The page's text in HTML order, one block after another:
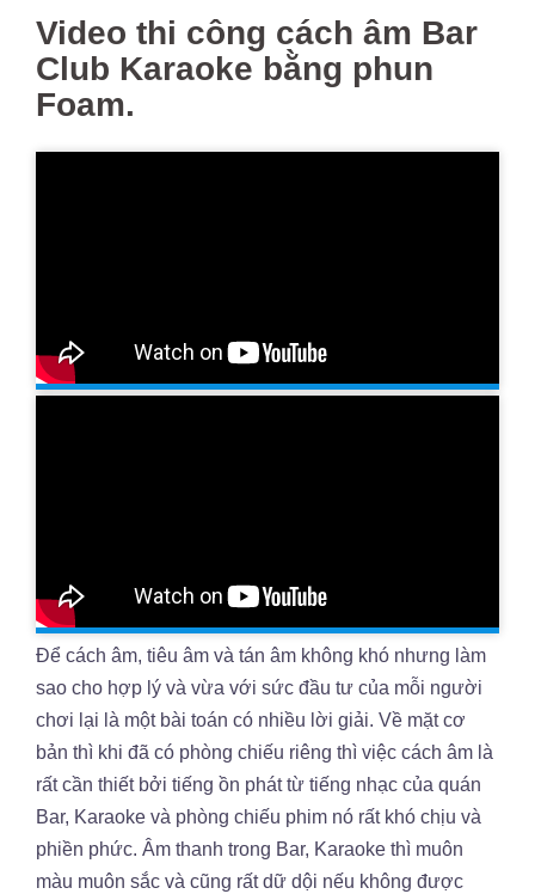
Video thi công cách âm Bar
Club Karaoke bằng phun
Foam.
Để cách âm, tiêu âm và tán âm không khó nhưng làm
sao cho hợp lý và vừa với sức đầu tư của mỗi người
chơi lại là một bài toán có nhiều lời giải. Về mặt cơ
bản thì khi đã có phòng chiếu riêng thì việc cách âm là
rất cần thiết bởi tiếng ồn phát từ tiếng nhạc của quán
Bar, Karaoke và phòng chiếu phim nó rất khó chịu và
phiền phức. Âm thanh trong Bar, Karaoke thì muôn
màu muôn sắc và cũng rất dữ dội nếu không được